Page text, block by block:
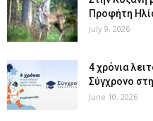
Προφήτη
July 9, 2026
4 χρόνια
Σύγχρονο
June 10, 2026